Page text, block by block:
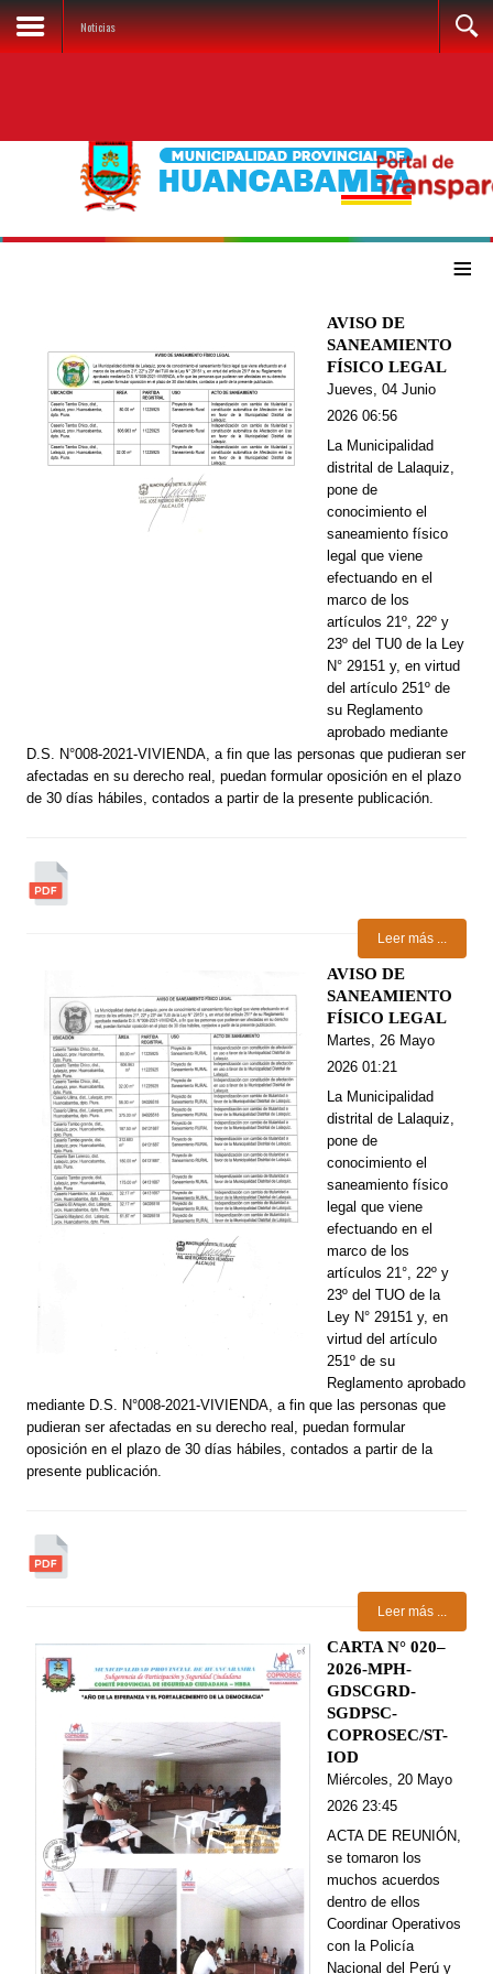
Noticias
≡
AVISO DE
SANEAMIENTO
FÍSICO LEGAL
Jueves, 04 Junio
2026 06:56
La Municipalidad
distrital de Lalaquiz,
pone de
conocimiento el
saneamiento físico
legal que viene
efectuando en el
marco de los
artículos 21º, 22º y
23º del TU0 de la Ley
N° 29151 y, en virtud
del artículo 251º de
su Reglamento
aprobado mediante
D.S. N°008-2021-VIVIENDA, a fin que las personas que pudieran ser
afectadas en su derecho real, puedan formular oposición en el plazo
de 30 días hábiles, contados a partir de la presente publicación.
Leer más ...
AVISO DE
SANEAMIENTO
FÍSICO LEGAL
Martes, 26 Mayo
2026 01:21
La Municipalidad
distrital de Lalaquiz,
pone de
conocimiento el
saneamiento físico
legal que viene
efectuando en el
marco de los
artículos 21°, 22º y
23º del TUO de la
Ley N° 29151 y, en
virtud del artículo
251º de su
Reglamento aprobado
mediante D.S. N°008-2021-VIVIENDA, a fin que las personas que
pudieran ser afectadas en su derecho real, puedan formular
oposición en el plazo de 30 días hábiles, contados a partir de la
presente publicación.
Leer más ...
CARTA N° 020–
2026-MPH-
GDSCGRD-
SGDPSC-
COPROSEC/ST-
IOD
Miércoles, 20 Mayo
2026 23:45
ACTA DE REUNIÓN,
se tomaron los
muchos acuerdos
dentro de ellos
Coordinar Operativos
con la Policía
Nacional del Perú y